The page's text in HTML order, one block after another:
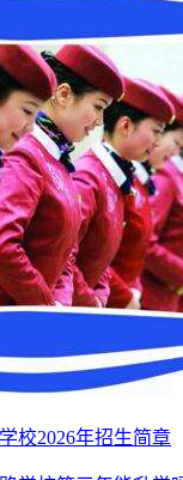
校2026年招生简章